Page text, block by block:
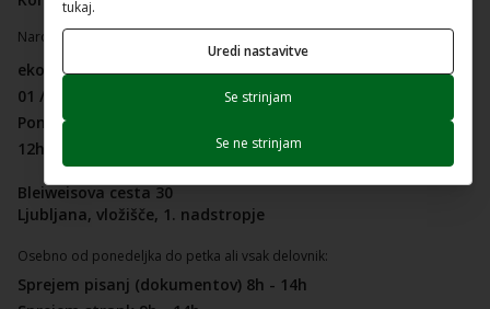
Naročanje na upravne storitve:
ekosklad@ekosklad.si
01 / 241 48 20
Ponedeljek, sreda in petek
12h - 14h
Bleiweisova cesta 30
Ljubljana, vložišče, 1. nadstropje
Osebno od ponedeljka do petka ali vsak delovnik:
Sprejem pisanj (dokumentov) 8h - 14h
tukaj.
Uredi nastavitve
Se strinjam
Se ne strinjam